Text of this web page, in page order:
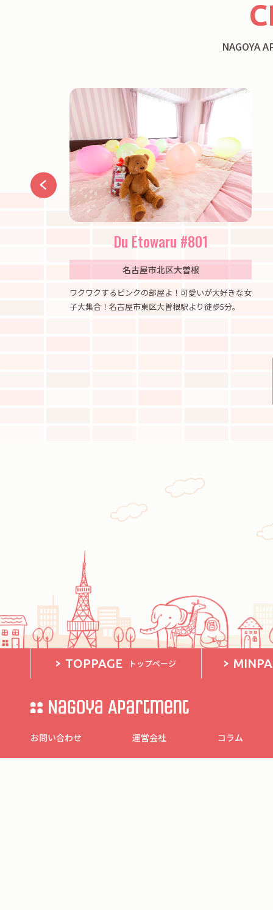
C
NAGOYA
Du Etowaru #801
名古屋市北区大曽根
ワクワクするピンクの部屋よ！可愛いが大好きな女
子大集合！名古屋市東区大曽根駅より徒歩5分。
TOPPAGE トップページ
お問い合わせ 運営会社 コラム